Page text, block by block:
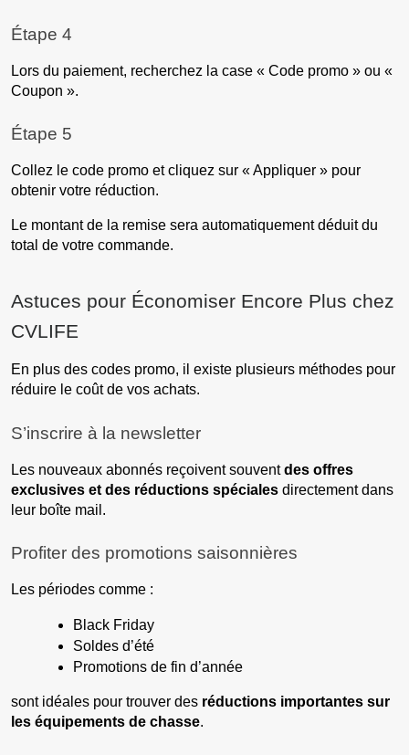
Étape 4
Lors du paiement, recherchez la case « Code promo » ou «
Coupon ».
Étape 5
Collez le code promo et cliquez sur « Appliquer » pour
obtenir votre réduction.
Le montant de la remise sera automatiquement déduit du
total de votre commande.
Astuces pour Économiser Encore Plus chez
CVLIFE
En plus des codes promo, il existe plusieurs méthodes pour
réduire le coût de vos achats.
S’inscrire à la newsletter
Les nouveaux abonnés reçoivent souventdes offres
exclusives et des réductions spéciales directement dans
leur boîte mail.
Profiter des promotions saisonnières
Les périodes comme :
Black Friday
Soldes d’été
Promotions de fin d’année
sont idéales pour trouver des réductions importantes sur
les équipements de chasse.